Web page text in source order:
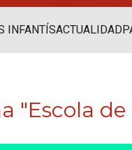
INFANTÍSACTUALIDAD
"Escola